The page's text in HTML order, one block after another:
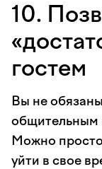
10.
гостем
Вы не
Можно
уйти в свое